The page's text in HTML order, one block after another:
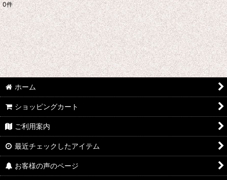
表示数:
在庫あり
並び順:
0件
ホーム
ショッピングカート
ご利用案内
最近チェックしたアイテム
お客様の声のページ